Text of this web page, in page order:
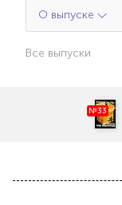
О выпуске
Все выпуски
№33